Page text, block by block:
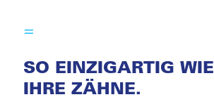
SO EINZIGARTIG WIE
IHRE ZÄHNE.